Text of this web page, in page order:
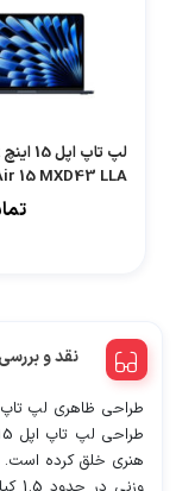
15 MXD43 LLA
نقد و بررسی